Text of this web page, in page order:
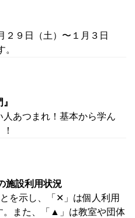
２９日（土）〜１月３日
あつまれ！基本から学ん
施設利用状況
を示し、「✕」は個人利用
。また、「▲」は教室や団体